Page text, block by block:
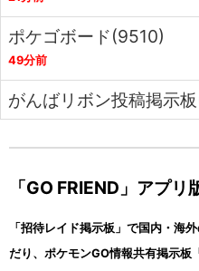
ポケゴボード(9510)
49分前
がんばリボン投稿掲示
「GO FRIEND」アプリ
「招待レイド掲示板」で国内・海
だり、ポケモンGO情報共有掲示板